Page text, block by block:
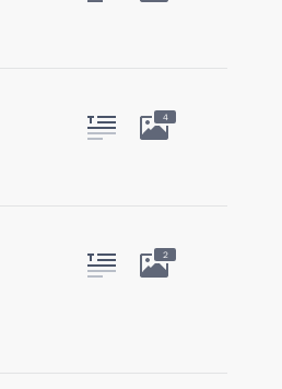
4
2